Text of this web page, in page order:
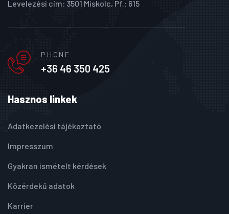
Levelezési cím: 3501 Miskolc, Pf.: 615
PHONE
+36 46 350 425
Hasznos linkek
Adatkezelési tájékoztató
Impresszum
Gyakran ismételt kérdések
Közérdekű adatok
Karrier